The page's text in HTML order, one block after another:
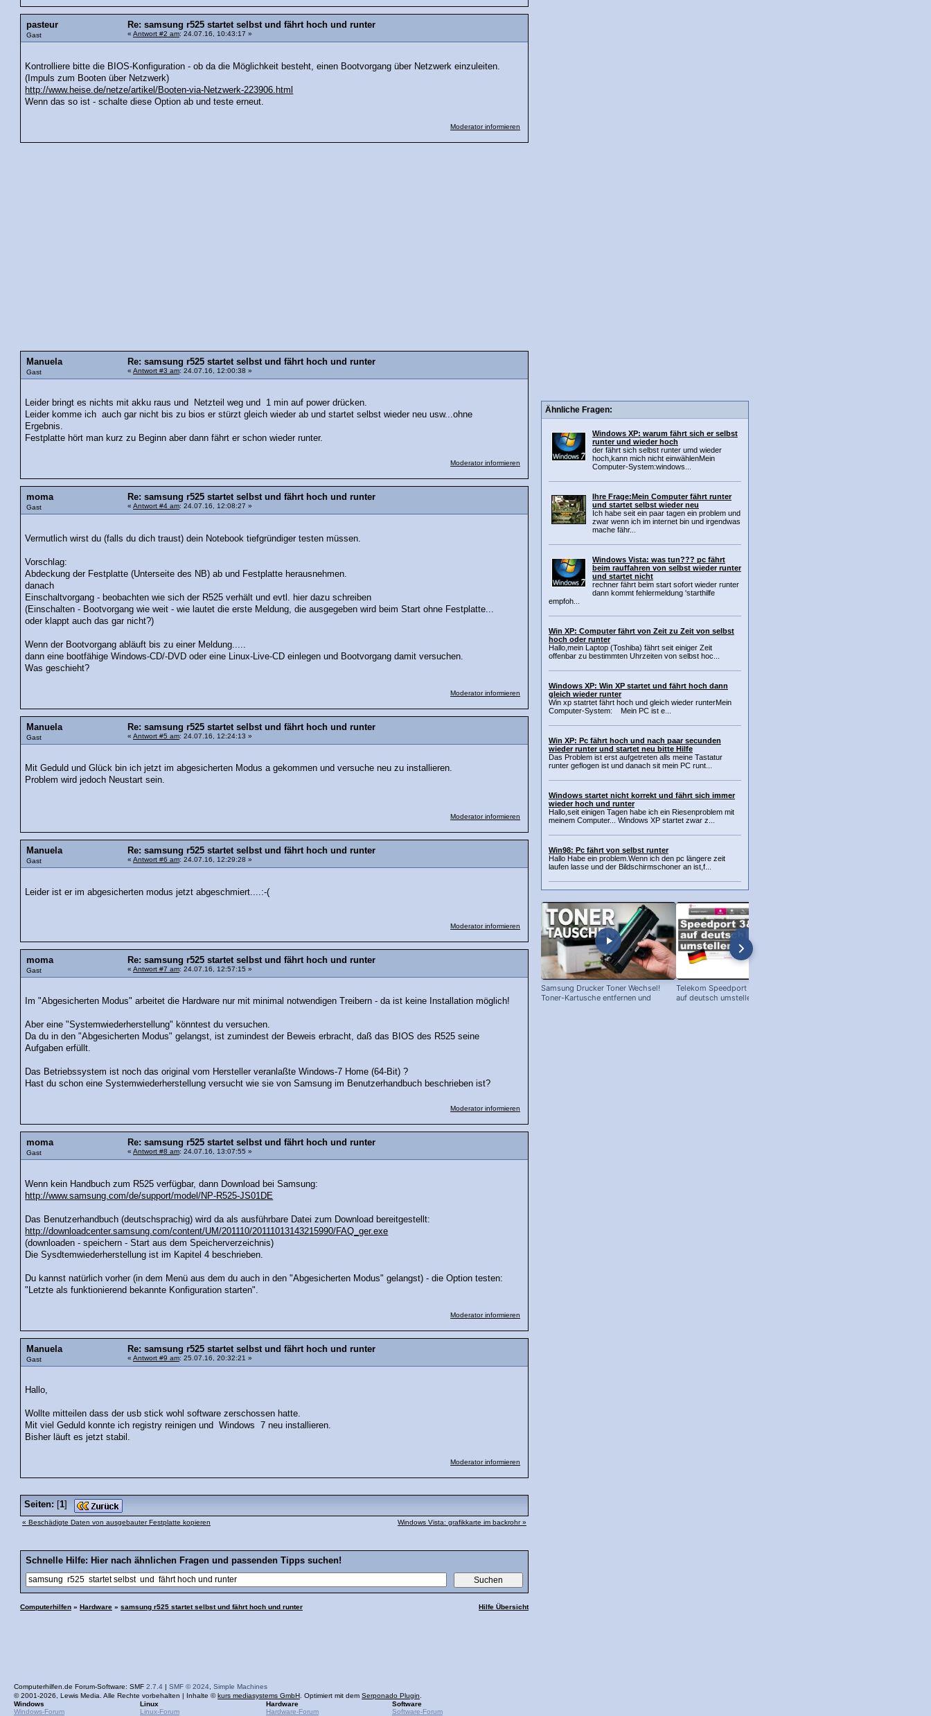
pasteur
Gast
Re: samsung r525 startet selbst und fährt hoch und runter
« Antwort #2 am: 24.07.16, 10:43:17 »
Kontrolliere bitte die BIOS-Konfiguration - ob da die Möglichkeit besteht, einen Bootvorgang über Netzwerk einzuleiten.
(Impuls zum Booten über Netzwerk)
http://www.heise.de/netze/artikel/Booten-via-Netzwerk-223906.html
Wenn das so ist - schalte diese Option ab und teste erneut.
Moderator informieren
Manuela
Gast
Re: samsung r525 startet selbst und fährt hoch und runter
« Antwort #3 am: 24.07.16, 12:00:38 »
Leider bringt es nichts mit akku raus und Netzteil weg und 1 min auf power drücken.
Leider komme ich auch gar nicht bis zu bios er stürzt gleich wieder ab und startet selbst wieder neu usw...ohne
Ergebnis.
Festplatte hört man kurz zu Beginn aber dann fährt er schon wieder runter.
Moderator informieren
moma
Gast
Re: samsung r525 startet selbst und fährt hoch und runter
« Antwort #4 am: 24.07.16, 12:08:27 »
Vermutlich wirst du (falls du dich traust) dein Notebook tiefgründiger testen müssen.
Vorschlag:
Abdeckung der Festplatte (Unterseite des NB) ab und Festplatte herausnehmen.
danach
Einschaltvorgang - beobachten wie sich der R525 verhält und evtl. hier dazu schreiben
(Einschalten - Bootvorgang wie weit - wie lautet die erste Meldung, die ausgegeben wird beim Start ohne Festplatte...
oder klappt auch das gar nicht?)
Wenn der Bootvorgang abläuft bis zu einer Meldung.....
dann eine bootfähige Windows-CD/-DVD oder eine Linux-Live-CD einlegen und Bootvorgang damit versuchen.
Was geschieht?
Moderator informieren
Manuela
Gast
Re: samsung r525 startet selbst und fährt hoch und runter
« Antwort #5 am: 24.07.16, 12:24:13 »
Mit Geduld und Glück bin ich jetzt im abgesicherten Modus a gekommen und versuche neu zu installieren.
Problem wird jedoch Neustart sein.
Moderator informieren
Manuela
Gast
Re: samsung r525 startet selbst und fährt hoch und runter
« Antwort #6 am: 24.07.16, 12:29:28 »
Leider ist er im abgesicherten modus jetzt abgeschmiert....:-(
Moderator informieren
moma
Gast
Re: samsung r525 startet selbst und fährt hoch und runter
« Antwort #7 am: 24.07.16, 12:57:15 »
Im "Abgesicherten Modus" arbeitet die Hardware nur mit minimal notwendigen Treibern - da ist keine Installation möglich!
Aber eine "Systemwiederherstellung" könntest du versuchen.
Da du in den "Abgesicherten Modus" gelangst, ist zumindest der Beweis erbracht, daß das BIOS des R525 seine
Aufgaben erfüllt.
Das Betriebssystem ist noch das original vom Hersteller veranlaßte Windows-7 Home (64-Bit) ?
Hast du schon eine Systemwiederherstellung versucht wie sie von Samsung im Benutzerhandbuch beschrieben ist?
Moderator informieren
moma
Gast
Re: samsung r525 startet selbst und fährt hoch und runter
« Antwort #8 am: 24.07.16, 13:07:55 »
Wenn kein Handbuch zum R525 verfügbar, dann Download bei Samsung:
http://www.samsung.com/de/support/model/NP-R525-JS01DE
Das Benutzerhandbuch (deutschsprachig) wird da als ausführbare Datei zum Download bereitgestellt:
http://downloadcenter.samsung.com/content/UM/201110/20111013143215990/FAQ_ger.exe
(downloaden - speichern - Start aus dem Speicherverzeichnis)
Die Sysdtemwiederherstellung ist im Kapitel 4 beschrieben.
Du kannst natürlich vorher (in dem Menü aus dem du auch in den "Abgesicherten Modus" gelangst) - die Option testen:
"Letzte als funktionierend bekannte Konfiguration starten".
Moderator informieren
Manuela
Gast
Re: samsung r525 startet selbst und fährt hoch und runter
« Antwort #9 am: 25.07.16, 20:32:21 »
Hallo,
Wollte mitteilen dass der usb stick wohl software zerschossen hatte.
Mit viel Geduld konnte ich registry reinigen und Windows 7 neu installieren.
Bisher läuft es jetzt stabil.
Moderator informieren
Seiten: [1]
« Beschädigte Daten von ausgebauter Festplatte kopieren Windows Vista: grafikkarte im backrohr »
Schnelle Hilfe: Hier nach ähnlichen Fragen und passenden Tipps suchen!
Computerhilfen » Hardware » samsung r525 startet selbst und fährt hoch und runter Hilfe Übersicht
Ähnliche Fragen:
Windows XP: warum fährt sich er selbst
runter und wieder hoch
der fährt sich selbst runter umd wieder
hoch,kann mich nicht einwählenMein
Computer-System:windows...
Ihre Frage:Mein Computer fährt runter
und startet selbst wieder neu
Ich habe seit ein paar tagen ein problem und
zwar wenn ich im internet bin und irgendwas
mache fähr...
Windows Vista: was tun??? pc fährt
beim rauffahren von selbst wieder runter
und startet nicht
rechner fährt beim start sofort wieder runter
dann kommt fehlermeldung 'starthilfe
empfoh...
Win XP: Computer fährt von Zeit zu Zeit von selbst
hoch oder runter
Hallo,mein Laptop (Toshiba) fährt seit einiger Zeit
offenbar zu bestimmten Uhrzeiten von selbst hoc...
Windows XP: Win XP startet und fährt hoch dann
gleich wieder runter
Win xp statrtet fährt hoch und gleich wieder runterMein
Computer-System: Mein PC ist e...
Win XP: Pc fährt hoch und nach paar secunden
wieder runter und startet neu bitte Hilfe
Das Problem ist erst aufgetreten alls meine Tastatur
runter geflogen ist und danach sit mein PC runt...
Windows startet nicht korrekt und fährt sich immer
wieder hoch und runter
Hallo,seit einigen Tagen habe ich ein Riesenproblem mit
meinem Computer... Windows XP startet zwar z...
Win98: Pc fährt von selbst runter
Hallo Habe ein problem.Wenn ich den pc längere zeit
laufen lasse und der Bildschirmschoner an ist,f...
Samsung Drucker Toner Wechsel!
Toner-Kartusche entfernen und
Telekom Speedport Router: Sprache
auf deutsch umstellen!
Computerhilfen.de Forum-Software: SMF 2.7.4 | SMF © 2024 Simple Machines
© 2001-2026, Lewis Media. Alle Rechte vorbehalten | Inhalte ©kurs mediasystems GmbH . Optimiert mit dem Serponado Plugin
Windows
Windows-Forum
Linux
Linux-Forum
Hardware
Hardware-Forum
Software
Software-Forum